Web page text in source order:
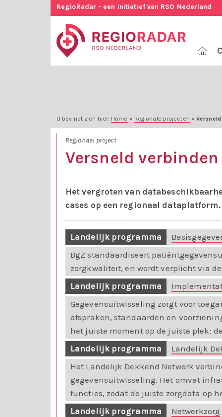
RegioRadar - een initiatief van RSO Nederland
U bevindt zich hier: Home » Regionale projecten »
Regionaal project
Versneld verbinden
Het vergroten van
cases op een regionaal dataplatform.
Landelijk programma
BgZ standaardiseert
zorgkwaliteit, en wordt verplicht via
Landelijk programma
Gegevensuitwisseling zorgt voor
afspraken, standaarden en
het juiste moment op de juiste plek:
Landelijk programma
Landelijk
Het Landelijk Dekkend Netwerk
gegevensuitwisseling. Het omvat
functies, zodat de juiste zorgdata op
Landelijk programma
Netwerkzorg